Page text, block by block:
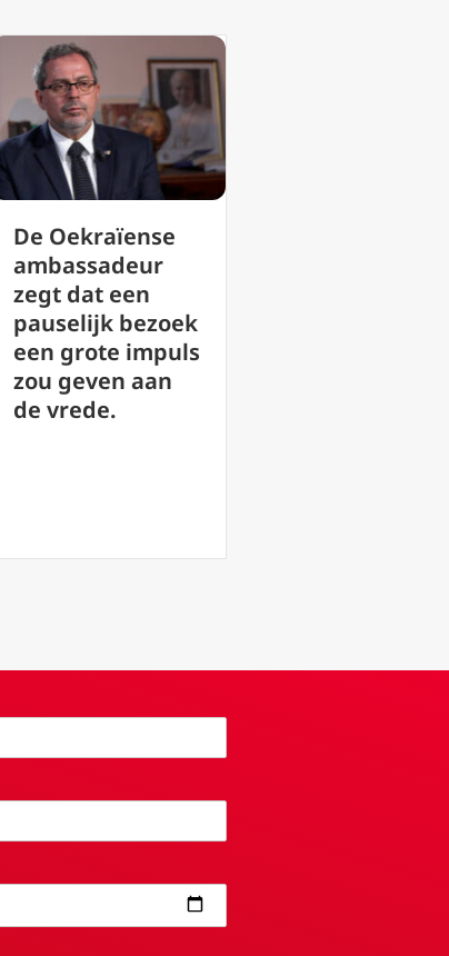
‘Lofzang van de
Vrede’: Leo XIV
presenteert de
schoonheid van
muziek als een
weg naar God